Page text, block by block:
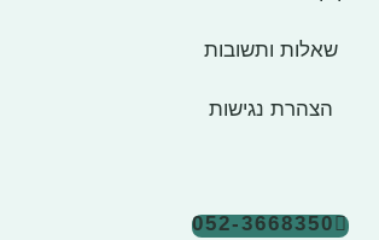
שאלות ותשובות
הצהרת נגישות
052-3668350